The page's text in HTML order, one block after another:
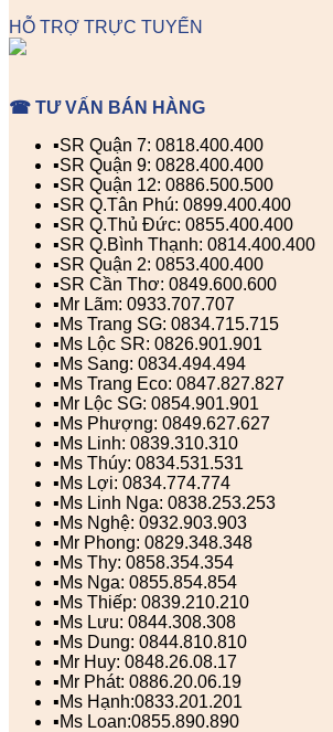
HỖ TRỢ TRỰC TUYẾN
☎ TƯ VẤN BÁN HÀNG
▪️SR Quận 7: 0818.400.400
▪️SR Quận 9: 0828.400.400
▪️SR Quận 12: 0886.500.500
▪️SR Q.Tân Phú: 0899.400.400
▪️SR Q.Thủ Đức: 0855.400.400
▪️SR Q.Bình Thạnh: 0814.400.400
▪️SR Quận 2: 0853.400.400
▪️SR Cần Thơ: 0849.600.600
▪️Mr Lãm: 0933.707.707
▪️Ms Trang SG: 0834.715.715
▪️Ms Lộc SR: 0826.901.901
▪️Ms Sang: 0834.494.494
▪️Ms Trang Eco: 0847.827.827
▪️Mr Lộc SG: 0854.901.901
▪️Ms Phượng: 0849.627.627
▪️Ms Linh: 0839.310.310
▪️Ms Thúy: 0834.531.531
▪️Ms Lợi: 0834.774.774
▪️Ms Linh Nga: 0838.253.253
▪️Ms Nghệ: 0932.903.903
▪️Mr Phong: 0829.348.348
▪️Ms Thy: 0858.354.354
▪️Ms Nga: 0855.854.854
▪️Ms Thiếp: 0839.210.210
▪️Ms Lưu: 0844.308.308
▪️Ms Dung: 0844.810.810
▪️Mr Huy: 0848.26.08.17
▪️Mr Phát: 0886.20.06.19
▪️Ms Hạnh:0833.201.201
▪️Ms Loan:0855.890.890